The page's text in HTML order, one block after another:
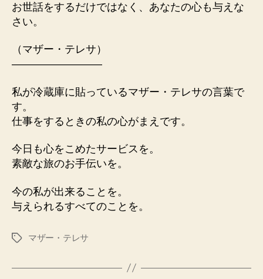
お世話をするだけではなく、あなたの心も与えな
さい。
（マザー・テレサ）
————————–
私が冷蔵庫に貼っているマザー・テレサの言葉で
す。
仕事をするときの私の心がまえです。
今日も心をこめたサービスを。
素敵な旅のお手伝いを。
今の私が出来ることを。
与えられるすべてのことを。
タ
マザー・テレサ